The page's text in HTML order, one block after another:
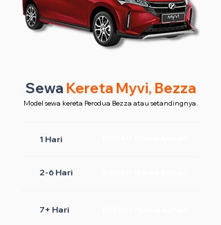
Sewa Kereta Myvi, Bezza
Model sewa kereta Perodua Bezza atau setandingnya.
1 Hari
2-6 Hari
7+ Hari